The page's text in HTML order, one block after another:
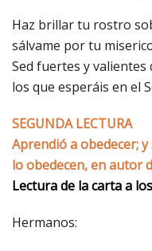
Haz brillar tu rostro
sálvame por tu
Sed fuertes y valientes
los que esperáis en el
SEGUNDA LECTURA
Aprendió a obedecer;
lo obedecen, en autor
Lectura de la carta a
Hermanos: